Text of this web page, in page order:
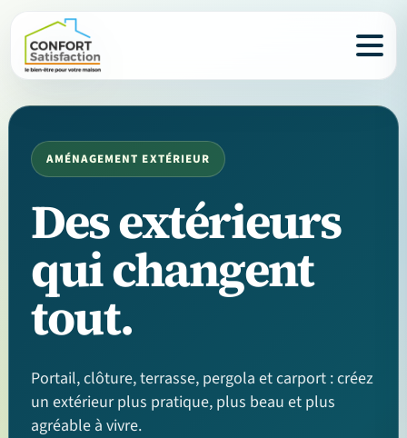
AMÉNAGEMENT EXTÉRIEUR
Des extérieurs
qui changent
tout.
Portail, clôture, terrasse, pergola et carport : créez
un extérieur plus pratique, plus beau et plus
agréable à vivre.